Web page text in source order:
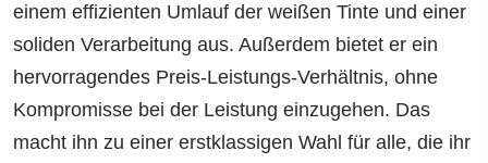
einem effizienten Umlauf der weißen Tinte und einer
soliden Verarbeitung aus. Außerdem bietet er ein
hervorragendes Preis-Leistungs-Verhältnis, ohne
Kompromisse bei der Leistung einzugehen. Das
macht ihn zu einer erstklassigen Wahl für alle, die ihr